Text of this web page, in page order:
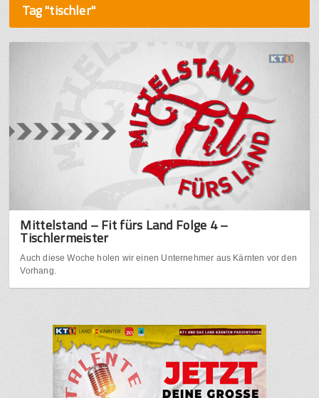
Tag "tischler"
Mittelstand – Fit fürs Land Folge 4 –
Tischlermeister
Auch diese Woche holen wir einen Unternehmer aus Kärnten vor den
Vorhang.